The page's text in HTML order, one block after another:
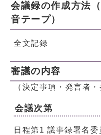
会議録の作成方法
音テープ）
全文記録
審議の内容
（決定事項・発言者・
会議次第
日程第1 議事録署名